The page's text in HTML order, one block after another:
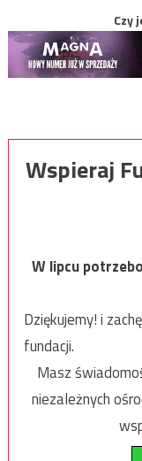
Czy
Wspieraj
W lipcu
Dziękujemy! i
fundacji.
Masz
niezależnych